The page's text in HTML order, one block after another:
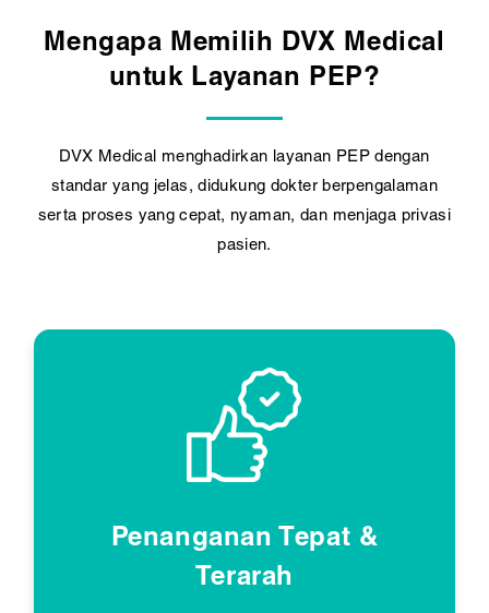
Mengapa Memilih DVX Medical
untuk Layanan PEP?
DVX Medical menghadirkan layanan PEP dengan
standar yang jelas, didukung dokter berpengalaman
serta proses yang cepat, nyaman, dan menjaga privasi
pasien.
Penanganan Tepat &
Terarah